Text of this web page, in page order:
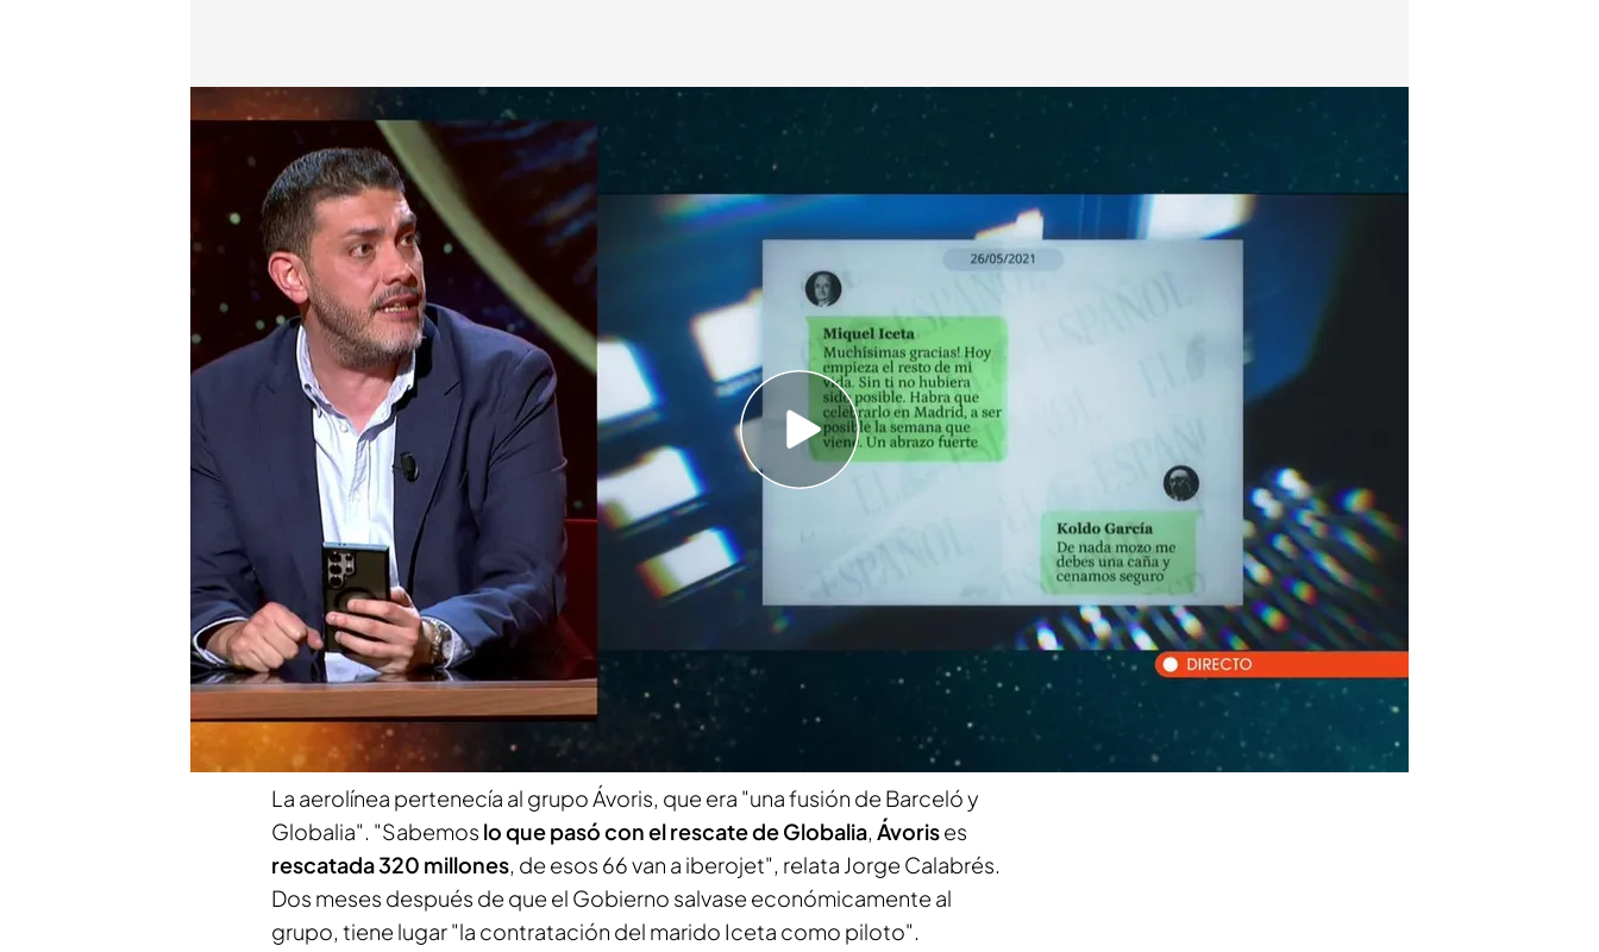
Los mensajes entre Miquel Iceta y Koldo García sobre la contratación del marido del exiministro en una aerolínea
Miguel Salazar
Madrid, 09 MAR 2026 - 23:44h.
El periodista da todos los detalles en 'Horizonte' de cómo se gestó la
contratación del marido del exministro en Iberojet
Jorge Calabrés desvela más detalles sobre las conversaciones entre
Bono y Ábalos: "En dos horas ya había colocado al joven en Ineco"
Compartir
Jorge Calabrés ha profundizado en ' Horizonte' sobre la contratación del
marido deMiquel Iceta-cuando todavía no habían contraído matrimonio,
tal y como cuadran sus declaraciones públicas- en la aerolínea Iberojet.
Fue en el 2021 cuando
Koldo García -el que fueraasesor
del exministro
José Luis Ábalos- "colocóal novio de Iceta en la compañía
", tal y como
asegura el periodista en el programa de
Cuatro
La aerolínea pertenecía al grupo Ávoris, que era "una fusión de Barceló y
Globalia". "Sabemos lo que pasó con el rescate de Globalia, Ávorises
rescatada 320 millones, de esos 66 van a iberojet", relata Jorge Calabrés.
Dos meses después de que el Gobierno salvase económicamente al
grupo, tiene lugar "la contratación del marido Iceta como piloto".